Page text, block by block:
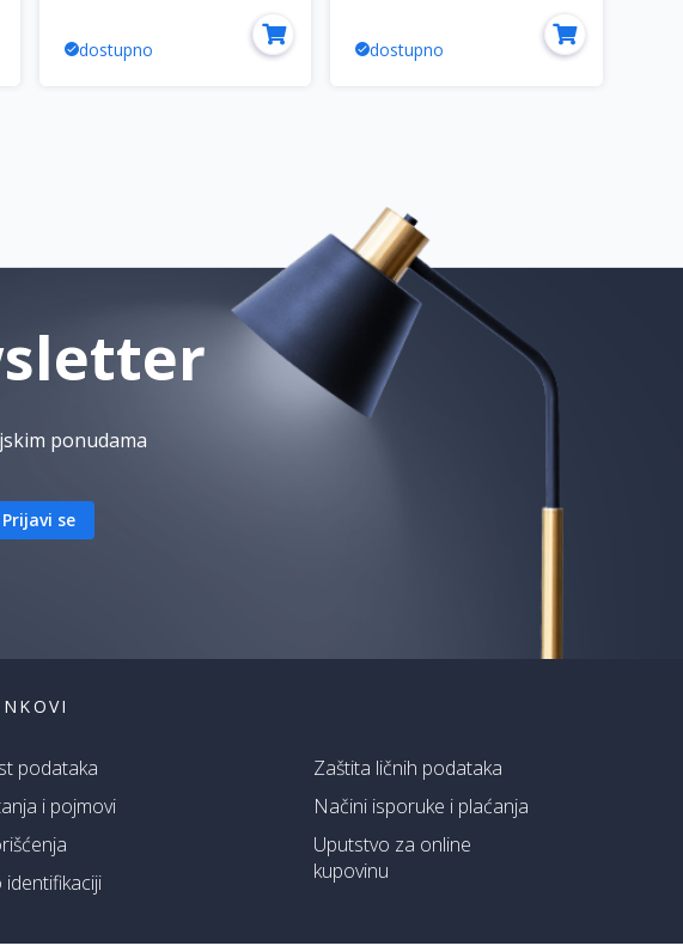
dostupno dostupno
ponudama
Prijavi se
podataka
i pojmovi
identifikaciji
Zaštita ličnih podataka
Načini isporuke i plaćanja
Uputstvo za online
kupovinu